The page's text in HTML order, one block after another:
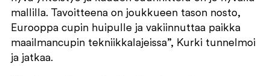
mallilla. Tavoitteena on joukkueen tason nosto,
Eurooppa cupin huipulle ja vakiinnuttaa paikka
maailmancupin tekniikkalajeissa”, Kurki tunnelmoi
ja jatkaa.